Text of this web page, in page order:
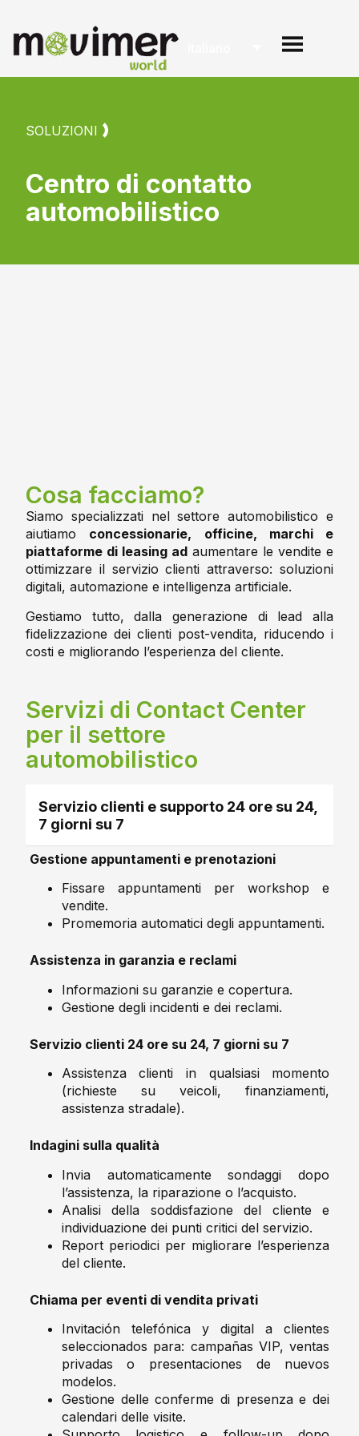
SOLUZIONI
Centro di contatto
automobilistico
Cosa facciamo?
Siamo specializzati nel settore automobilistico e
aiutiamo concessionarie, officine, marchi e
piattaforme di leasing ad aumentare le vendite e
ottimizzare il servizio clienti attraverso: soluzioni
digitali, automazione e intelligenza artificiale.
Gestiamo tutto, dalla generazione di lead alla
fidelizzazione dei clienti post-vendita, riducendo i
costi e migliorando l’esperienza del cliente.
Servizi di Contact Center
per il settore
automobilistico
Servizio clienti e supporto 24 ore su 24,
7 giorni su 7
Gestione appuntamenti e prenotazioni
Fissare appuntamenti per workshop e
vendite.
Promemoria automatici degli appuntamenti.
Assistenza in garanzia e reclami
Informazioni su garanzie e copertura.
Gestione degli incidenti e dei reclami.
Servizio clienti 24 ore su 24, 7 giorni su 7
Assistenza clienti in qualsiasi momento
(richieste su veicoli, finanziamenti,
assistenza stradale).
Indagini sulla qualità
Invia automaticamente sondaggi dopo
l’assistenza, la riparazione o l’acquisto.
Analisi della soddisfazione del cliente e
individuazione dei punti critici del servizio.
Report periodici per migliorare l’esperienza
del cliente.
Chiama per eventi di vendita privati
Invitación telefónica y digital a clientes
seleccionados para: campañas VIP, ventas
privadas o presentaciones de nuevos
modelos.
Gestione delle conferme di presenza e dei
calendari delle visite.